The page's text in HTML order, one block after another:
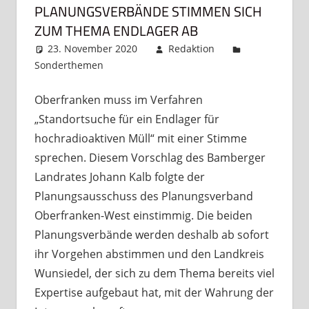
PLANUNGSVERBÄNDE STIMMEN SICH
ZUM THEMA ENDLAGER AB
23. November 2020
Redaktion
Sonderthemen
Oberfranken muss im Verfahren
„Standortsuche für ein Endlager für
hochradioaktiven Müll“ mit einer Stimme
sprechen. Diesem Vorschlag des Bamberger
Landrates Johann Kalb folgte der
Planungsausschuss des Planungsverband
Oberfranken-West einstimmig. Die beiden
Planungsverbände werden deshalb ab sofort
ihr Vorgehen abstimmen und den Landkreis
Wunsiedel, der sich zu dem Thema bereits viel
Expertise aufgebaut hat, mit der Wahrung der